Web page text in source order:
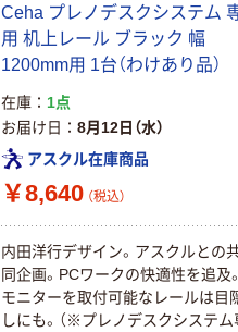
Ceha プレノデスクシステム
用 机上レール ブラック 幅
1200mm用 1台（わけあり品）
在庫
1点
お届け日
8月12日（水）
アスクル在庫商品
￥8,640 （税込）
内田洋行デザイン。アスクルとの
同企画。PCワークの快適性を追及。
モニターを取付可能なレールは目
しにも。（※プレノデスクシステム